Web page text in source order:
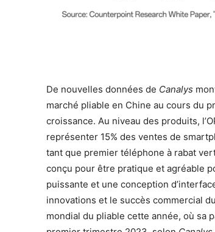
De nouvelles données de Canalys
marché pliable en Chine au cours du
croissance. Au niveau des produits,
représenter 15% des ventes de
tant que premier téléphone à rabat
conçu pour être pratique et agréable
puissante et une conception
innovations et le succès commercial
mondial du pliable cette année, où sa